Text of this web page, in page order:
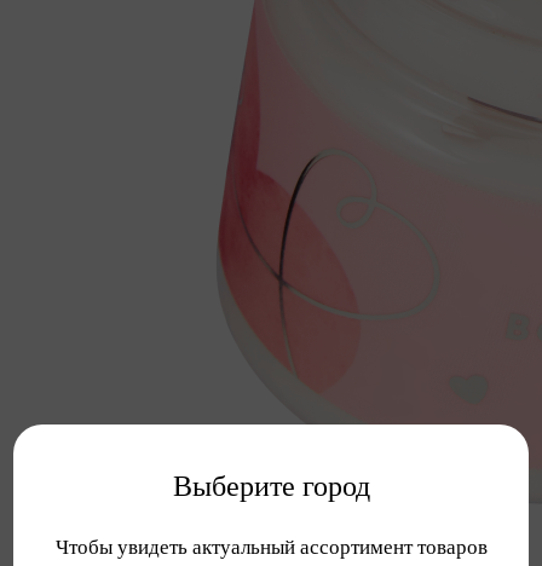
Выберите город
Чтобы увидеть актуальный ассортимент товаров